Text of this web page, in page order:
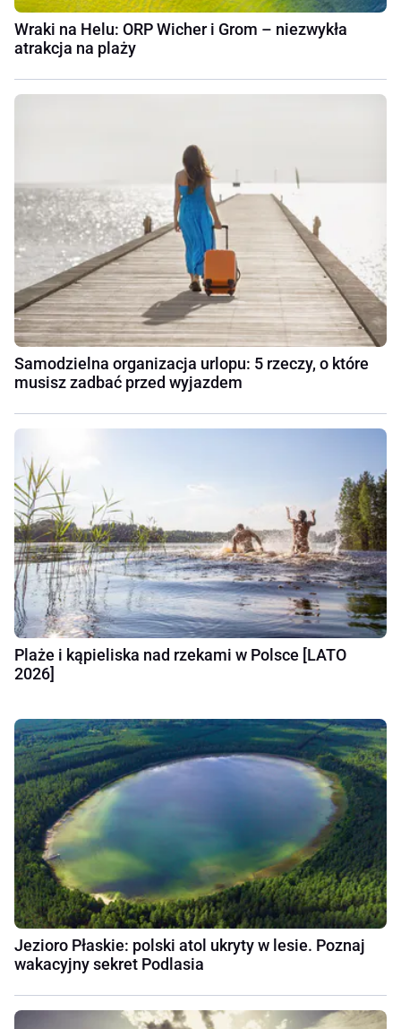
Wraki na Helu: ORP Wicher i Grom – niezwykła
atrakcja na plaży
Samodzielna organizacja urlopu: 5 rzeczy, o które
musisz zadbać przed wyjazdem
Plaże i kąpieliska nad rzekami w Polsce [LATO
2026]
Jezioro Płaskie: polski atol ukryty w lesie. Poznaj
wakacyjny sekret Podlasia